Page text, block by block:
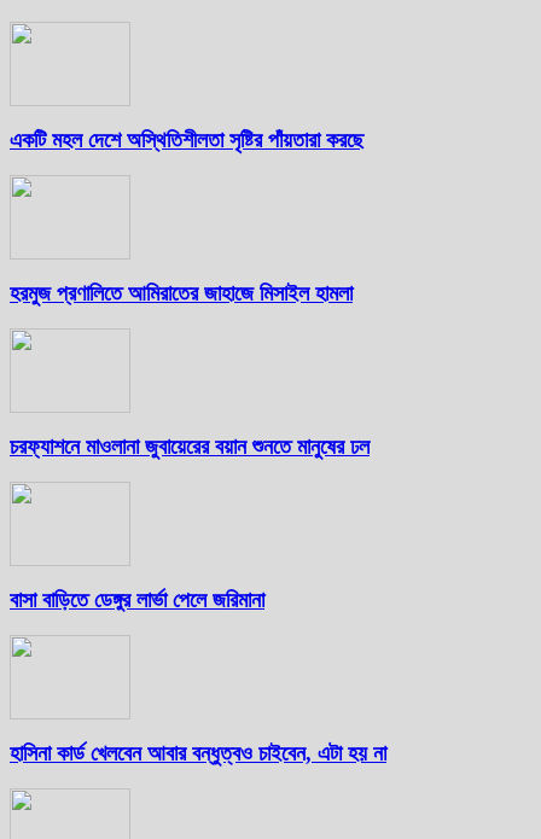
একটি মহল দেশে অস্থিতিশীলতা সৃষ্টির পাঁয়তারা করছে
হরমুজ প্রণালিতে আমিরাতের জাহাজে মিসাইল হামলা
চরফ্যাশনে মাওলানা জুবায়েরের বয়ান শুনতে মানুষের ঢল
বাসা বাড়িতে ডেঙ্গুর লার্ভা পেলে জরিমানা
হাসিনা কার্ড খেলবেন আবার বন্ধুত্বও চাইবেন, এটা হয় না